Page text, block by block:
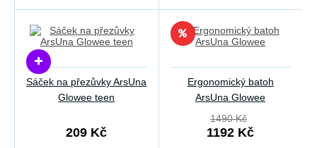
Sáček na přezůvky ArsUna
Glowee teen
209 Kč
Ergonomický batoh
ArsUna Glowee
1490 Kč
1192 Kč